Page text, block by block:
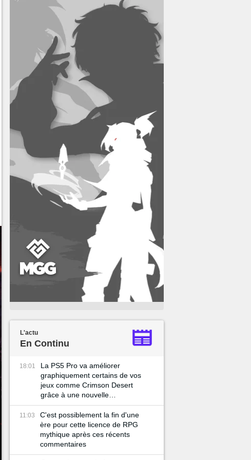
L'actu
En Continu
18:01
La PS5 Pro va améliorer
graphiquement certains de vos
jeux comme Crimson Desert
grâce à une nouvelle
technologie
11:03
C'est possiblement la fin d'une
ère pour cette licence de RPG
mythique après ces récents
commentaires